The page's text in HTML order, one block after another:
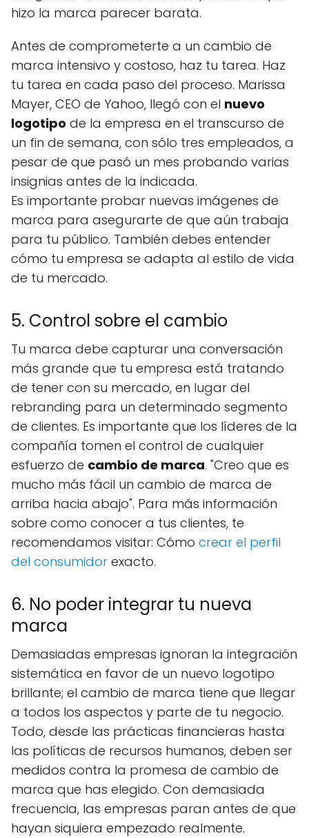
hizo la marca parecer barata.
Antes de comprometerte a un cambio de
marca intensivo y costoso, haz tu tarea. Haz
tu tarea en cada paso del proceso. Marissa
Mayer, CEO de Yahoo, llegó con el nuevo
logotipo de la empresa en el transcurso de
un fin de semana, con sólo tres empleados, a
pesar de que pasó un mes probando varias
insignias antes de la indicada.
Es importante probar nuevas imágenes de
marca para asegurarte de que aún trabaja
para tu público. También debes entender
cómo tu empresa se adapta al estilo de vida
de tu mercado.
5. Control sobre el cambio
Tu marca debe capturar una conversación
más grande que tu empresa está tratando
de tener con su mercado, en lugar del
rebranding para un determinado segmento
de clientes. Es importante que los líderes de la
compañía tomen el control de cualquier
esfuerzo de cambio de marca. "Creo que es
mucho más fácil un cambio de marca de
arriba hacia abajo". Para más información
sobre como conocer a tus clientes, te
recomendamos visitar: Cómo crear el perfil
del consumidor exacto.
6. No poder integrar tu nueva
marca
Demasiadas empresas ignoran la integración
sistemática en favor de un nuevo logotipo
brillante; el cambio de marca tiene que llegar
a todos los aspectos y parte de tu negocio.
Todo, desde las prácticas financieras hasta
las políticas de recursos humanos, deben ser
medidos contra la promesa de cambio de
marca que has elegido. Con demasiada
frecuencia, las empresas paran antes de que
hayan siquiera empezado realmente.